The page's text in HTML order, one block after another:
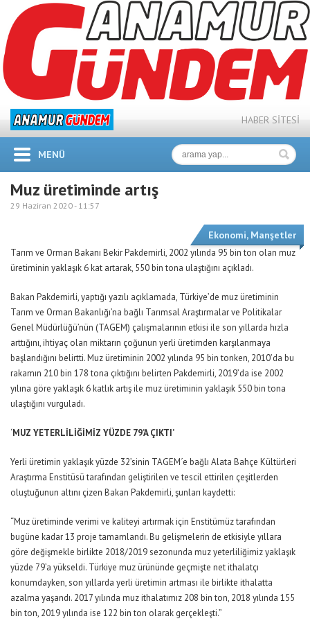
HABER SİTESİ
MENÜ
Muz üretiminde artış
29 Haziran 2020 - 11:57
Ekonomi, Manşetler
Tarım ve Orman Bakanı Bekir Pakdemirli, 2002 yılında 95 bin ton olan muz
üretiminin yaklaşık 6 kat artarak, 550 bin tona ulaştığını açıkladı.
Bakan Pakdemirli, yaptığı yazılı açıklamada, Türkiye’de muz üretiminin
Tarım ve Orman Bakanlığı’na bağlı Tarımsal Araştırmalar ve Politikalar
Genel Müdürlüğü’nün (TAGEM) çalışmalarının etkisi ile son yıllarda hızla
arttığını, ihtiyaç olan miktarın çoğunun yerli üretimden karşılanmaya
başlandığını belirtti. Muz üretiminin 2002 yılında 95 bin tonken, 2010’da bu
rakamın 210 bin 178 tona çıktığını belirten Pakdemirli, 2019’da ise 2002
yılına göre yaklaşık 6 katlık artış ile muz üretiminin yaklaşık 550 bin tona
ulaştığını vurguladı.
‘MUZ YETERLİLİĞİMİZ YÜZDE 79’A ÇIKTI’
Yerli üretimin yaklaşık yüzde 32’sinin TAGEM´e bağlı Alata Bahçe Kültürleri
Araştırma Enstitüsü tarafından geliştirilen ve tescil ettirilen çeşitlerden
oluştuğunun altını çizen Bakan Pakdemirli, şunları kaydetti:
“Muz üretiminde verimi ve kaliteyi artırmak için Enstitümüz tarafından
bugüne kadar 13 proje tamamlandı. Bu gelişmelerin de etkisiyle yıllara
göre değişmekle birlikte 2018/2019 sezonunda muz yeterliliğimiz yaklaşık
yüzde 79’a yükseldi. Türkiye muz ürününde geçmişte net ithalatçı
konumdayken, son yıllarda yerli üretimin artması ile birlikte ithalatta
azalma yaşandı. 2017 yılında muz ithalatımız 208 bin ton, 2018 yılında 155
bin ton, 2019 yılında ise 122 bin ton olarak gerçekleşti.”